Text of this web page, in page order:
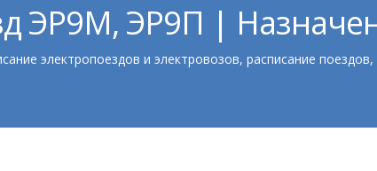
ЭР9М, ЭР9П |
электропоездов и электровозов, расписание